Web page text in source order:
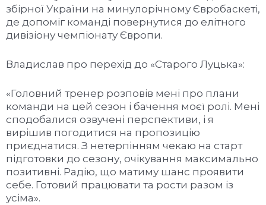
збірної України на минулорічному Євробаскеті,
де допоміг команді повернутися до елітного
дивізіону чемпіонату Європи.
Владислав про перехід до «Старого Луцька»:
«Головний тренер розповів мені про плани
команди на цей сезон і бачення моєї ролі. Мені
сподобалися озвучені перспективи, і я
вирішив погодитися на пропозицію
приєднатися. З нетерпінням чекаю на старт
підготовки до сезону, очікування максимально
позитивні. Радію, що матиму шанс проявити
себе. Готовий працювати та рости разом із
усіма».